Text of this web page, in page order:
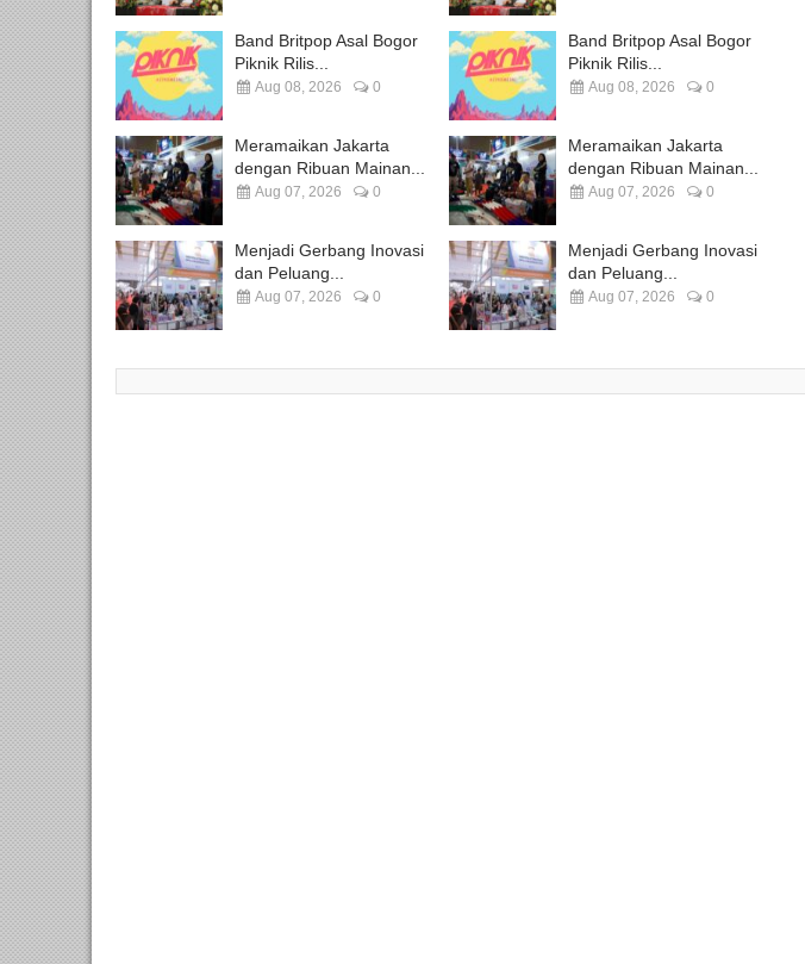
Band Britpop Asal Bogor
Piknik Rilis...
Aug 08, 2026 0
Meramaikan Jakarta
dengan Ribuan Mainan...
Aug 07, 2026 0
Menjadi Gerbang Inovasi
dan Peluang...
Aug 07, 2026 0
Band Britpop Asal Bogor
Piknik Rilis...
Aug 08, 2026 0
Meramaikan Jakarta
dengan Ribuan Mainan...
Aug 07, 2026 0
Menjadi Gerbang Inovasi
dan Peluang...
Aug 07, 2026 0